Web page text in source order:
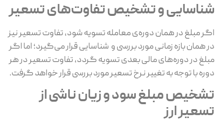
و تشخیص تفاوت‌های تسعیر
مبلغ در همان دوره‌ی معامله تسویه شود، تفاوت تسعیر نیز
همان بازه زمانی مورد بررسی و شناسایی قرار می‌گیرد؛ اما اگر
در دوره‌های مالی بعدی تسویه گردد، تفاوت تسعیر در هر
با توجه به تغییر نرخ تسعیر مورد بررسی قرار خواهد گرفت.
مبلغ سود و زیان ناشی از
ارز